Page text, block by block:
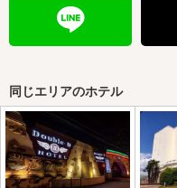
同じエリアのホテル